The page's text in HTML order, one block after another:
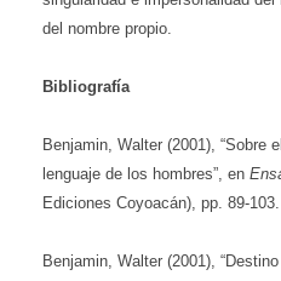
del nombre propio.
Bibliografía
Benjamin, Walter (2001), “Sobre
lenguaje de los hombres”, en
Ediciones Coyoacán), pp. 89-103.
Benjamin, Walter (2001),